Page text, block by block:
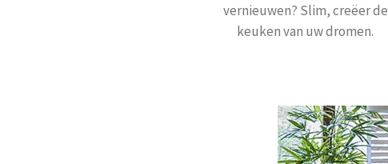
vernieuwen? Slim, creëer de
keuken van uw dromen.